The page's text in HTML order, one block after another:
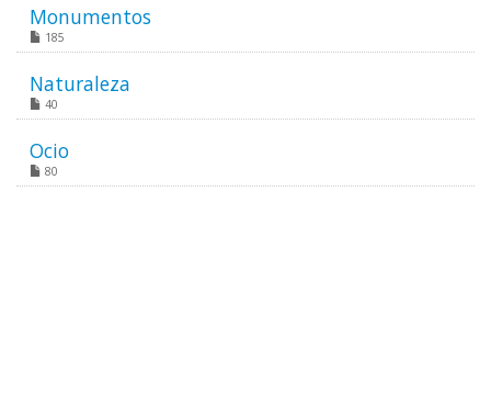
Monumentos
185
Naturaleza
40
Ocio
80